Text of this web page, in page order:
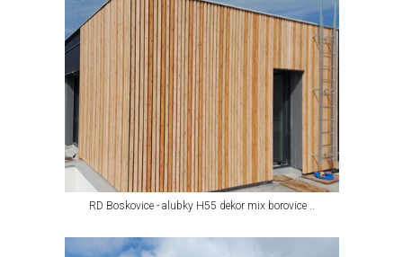
RD Boskovice - alubky H55 dekor mix borovice ..